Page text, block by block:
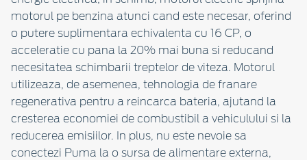
motorul pe benzina atunci cand este necesar, oferind
o putere suplimentara echivalenta cu 16 CP, o
acceleratie cu pana la 20% mai buna si reducand
necesitatea schimbarii treptelor de viteza. Motorul
utilizeaza, de asemenea, tehnologia de franare
regenerativa pentru a reincarca bateria, ajutand la
cresterea economiei de combustibil a vehiculului si la
reducerea emisiilor. In plus, nu este nevoie sa
conectezi Puma la o sursa de alimentare externa,